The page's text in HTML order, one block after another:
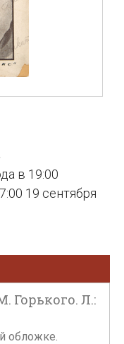
в 19:00
19 сентября
Горького. Л.:
обложке.